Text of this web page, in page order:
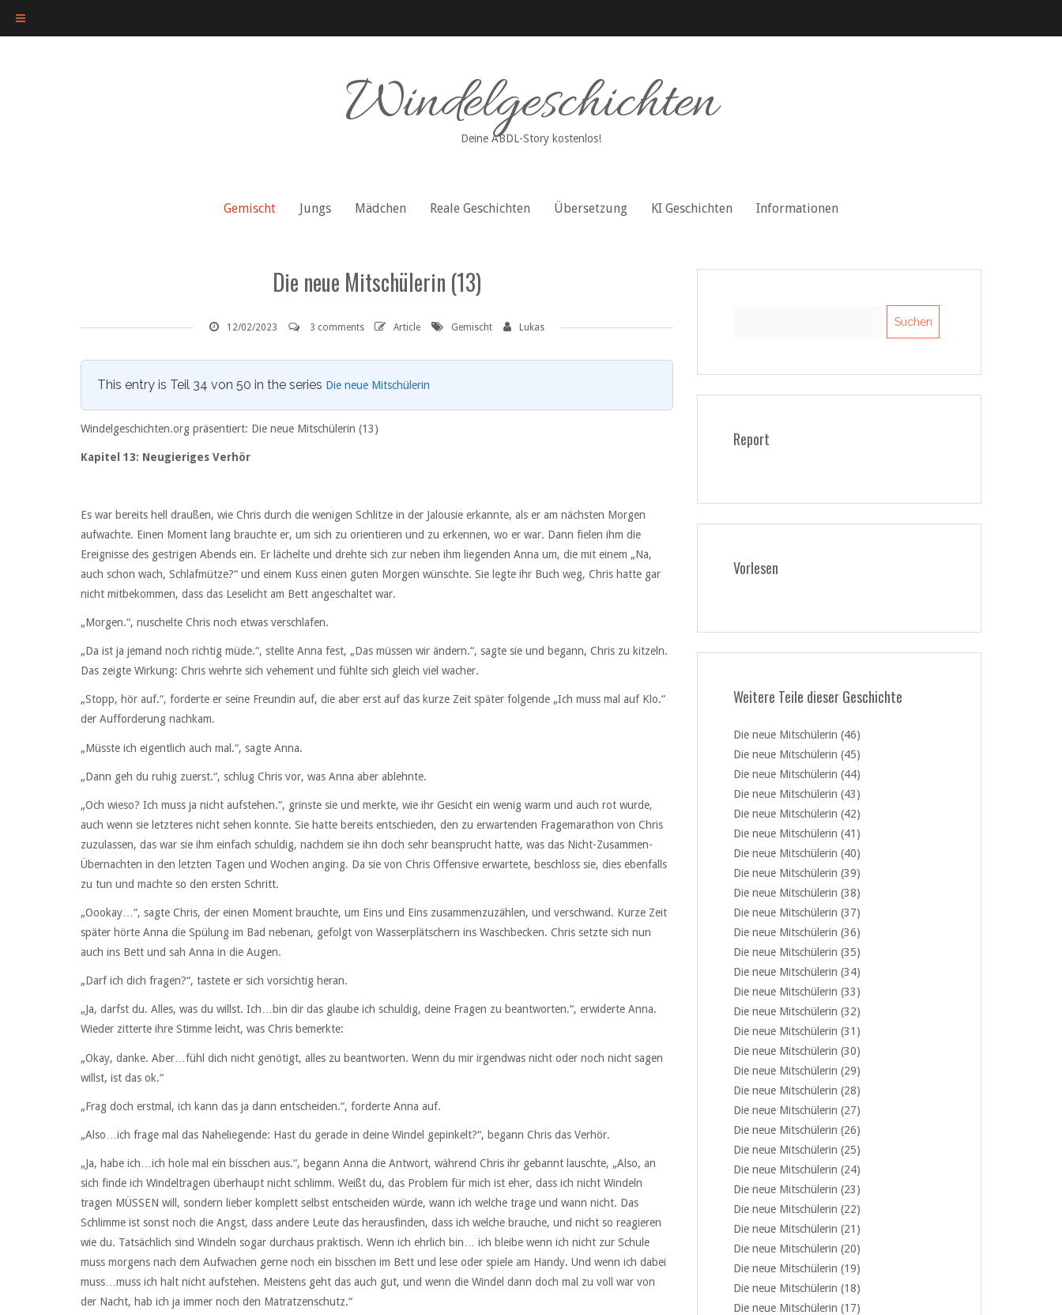
Windelgeschichten
Deine ABDL-Story kostenlos!
Gemischt Jungs Mädchen Reale Geschichten Übersetzung KI Geschichten Informationen
Die neue Mitschülerin (13)
12/02/2023 3 comments Article Gemischt Lukas
This entry is Teil 34 von 50 in the series Die neue Mitschülerin
Windelgeschichten.org präsentiert: Die neue Mitschülerin (13)
Kapitel 13: Neugieriges Verhör
Es war bereits hell draußen, wie Chris durch die wenigen Schlitze in der Jalousie erkannte, als er am nächsten Morgen
aufwachte. Einen Moment lang brauchte er, um sich zu orientieren und zu erkennen, wo er war. Dann fielen ihm die
Ereignisse des gestrigen Abends ein. Er lächelte und drehte sich zur neben ihm liegenden Anna um, die mit einem „Na,
auch schon wach, Schlafmütze?“ und einem Kuss einen guten Morgen wünschte. Sie legte ihr Buch weg, Chris hatte gar
nicht mitbekommen, dass das Leselicht am Bett angeschaltet war.
„Morgen.“, nuschelte Chris noch etwas verschlafen.
„Da ist ja jemand noch richtig müde.“, stellte Anna fest, „Das müssen wir ändern.“, sagte sie und begann, Chris zu kitzeln.
Das zeigte Wirkung: Chris wehrte sich vehement und fühlte sich gleich viel wacher.
„Stopp, hör auf.“, forderte er seine Freundin auf, die aber erst auf das kurze Zeit später folgende „Ich muss mal auf Klo.“
der Aufforderung nachkam.
„Müsste ich eigentlich auch mal.“, sagte Anna.
„Dann geh du ruhig zuerst.“, schlug Chris vor, was Anna aber ablehnte.
„Och wieso? Ich muss ja nicht aufstehen.“, grinste sie und merkte, wie ihr Gesicht ein wenig warm und auch rot wurde,
auch wenn sie letzteres nicht sehen konnte. Sie hatte bereits entschieden, den zu erwartenden Fragemarathon von Chris
zuzulassen, das war sie ihm einfach schuldig, nachdem sie ihn doch sehr beansprucht hatte, was das Nicht-Zusammen-
Übernachten in den letzten Tagen und Wochen anging. Da sie von Chris Offensive erwartete, beschloss sie, dies ebenfalls
zu tun und machte so den ersten Schritt.
„Oookay…“, sagte Chris, der einen Moment brauchte, um Eins und Eins zusammenzuzählen, und verschwand. Kurze Zeit
später hörte Anna die Spülung im Bad nebenan, gefolgt von Wasserplätschern ins Waschbecken. Chris setzte sich nun
auch ins Bett und sah Anna in die Augen.
„Darf ich dich fragen?“, tastete er sich vorsichtig heran.
„Ja, darfst du. Alles, was du willst. Ich…bin dir das glaube ich schuldig, deine Fragen zu beantworten.“, erwiderte Anna.
Wieder zitterte ihre Stimme leicht, was Chris bemerkte:
„Okay, danke. Aber…fühl dich nicht genötigt, alles zu beantworten. Wenn du mir irgendwas nicht oder noch nicht sagen
willst, ist das ok.“
„Frag doch erstmal, ich kann das ja dann entscheiden.“, forderte Anna auf.
„Also…ich frage mal das Naheliegende: Hast du gerade in deine Windel gepinkelt?“, begann Chris das Verhör.
„Ja, habe ich…ich hole mal ein bisschen aus.“, begann Anna die Antwort, während Chris ihr gebannt lauschte, „Also, an
sich finde ich Windeltragen überhaupt nicht schlimm. Weißt du, das Problem für mich ist eher, dass ich nicht Windeln
tragen MÜSSEN will, sondern lieber komplett selbst entscheiden würde, wann ich welche trage und wann nicht. Das
Schlimme ist sonst noch die Angst, dass andere Leute das herausfinden, dass ich welche brauche, und nicht so reagieren
wie du. Tatsächlich sind Windeln sogar durchaus praktisch. Wenn ich ehrlich bin… ich bleibe wenn ich nicht zur Schule
muss morgens nach dem Aufwachen gerne noch ein bisschen im Bett und lese oder spiele am Handy. Und wenn ich dabei
muss…muss ich halt nicht aufstehen. Meistens geht das auch gut, und wenn die Windel dann doch mal zu voll war von
der Nacht, hab ich ja immer noch den Matratzenschutz.“
Report
Vorlesen
Weitere Teile dieser Geschichte
Die neue Mitschülerin (46)
Die neue Mitschülerin (45)
Die neue Mitschülerin (44)
Die neue Mitschülerin (43)
Die neue Mitschülerin (42)
Die neue Mitschülerin (41)
Die neue Mitschülerin (40)
Die neue Mitschülerin (39)
Die neue Mitschülerin (38)
Die neue Mitschülerin (37)
Die neue Mitschülerin (36)
Die neue Mitschülerin (35)
Die neue Mitschülerin (34)
Die neue Mitschülerin (33)
Die neue Mitschülerin (32)
Die neue Mitschülerin (31)
Die neue Mitschülerin (30)
Die neue Mitschülerin (29)
Die neue Mitschülerin (28)
Die neue Mitschülerin (27)
Die neue Mitschülerin (26)
Die neue Mitschülerin (25)
Die neue Mitschülerin (24)
Die neue Mitschülerin (23)
Die neue Mitschülerin (22)
Die neue Mitschülerin (21)
Die neue Mitschülerin (20)
Die neue Mitschülerin (19)
Die neue Mitschülerin (18)
Die neue Mitschülerin (17)